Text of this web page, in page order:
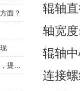
辊轴
轴宽
辊轴
连接
面？